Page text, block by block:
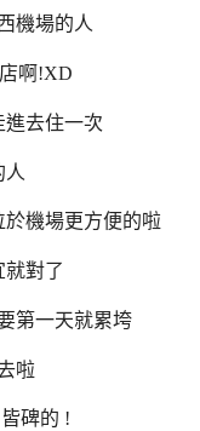
機場的人
啊!XD
去住一次
人
機場更方便的啦
就對了
第一天就累垮
啦
碑的 !